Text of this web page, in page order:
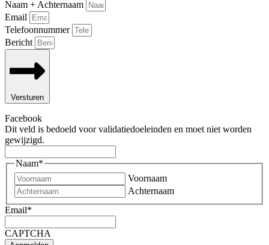
Naam + Achternaam
Email
Telefoonnummer
Bericht
Versturen
Facebook
Dit veld is bedoeld voor validatiedoeleinden en moet niet worden
gewijzigd.
Naam*
Voornaam
Achternaam
Email*
CAPTCHA